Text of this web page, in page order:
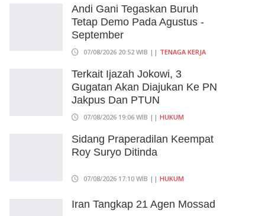
Andi Gani Tegaskan Buruh
Tetap Demo Pada Agustus -
September
07/08/2026 20:52 WIB || TENAGA KERJA
Terkait Ijazah Jokowi, 3
Gugatan Akan Diajukan Ke PN
Jakpus Dan PTUN
07/08/2026 19:06 WIB || HUKUM
Sidang Praperadilan Keempat
Roy Suryo Ditinda
07/08/2026 17:10 WIB || HUKUM
Iran Tangkap 21 Agen Mossad